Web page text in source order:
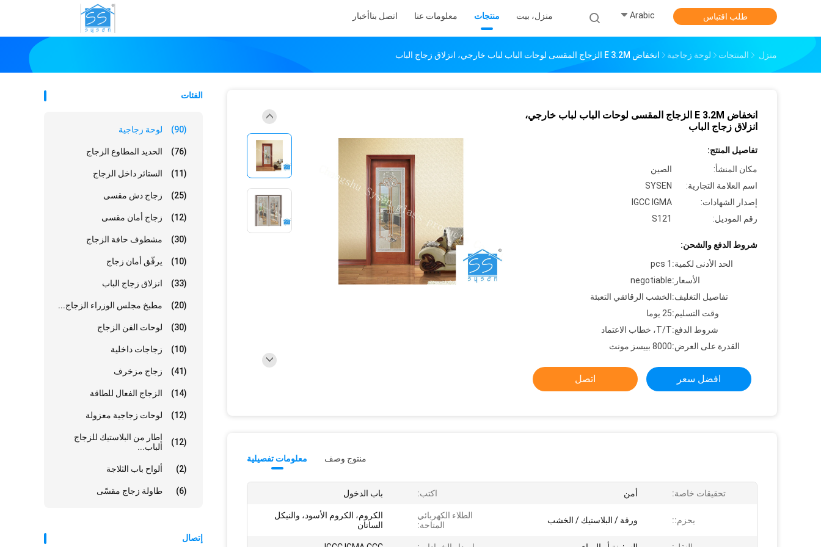
منزل، بيت منتجات معلومات عنا اتصل بناأخبار Arabic طلب اقتباس
منزل المنتجات لوحة زجاجية انخفاض E 3.2M الزجاج المقسى لوحات الباب لباب خارجي، انزلاق زجاج الباب
الفئات
لوحة زجاجية (90)
الحديد المطاوع الزجاج (76)
الستائر داخل الزجاج (11)
زجاج دش مقسى (25)
زجاج أمان مقسى (12)
مشطوف حافة الزجاج (30)
يرقّق أمان زجاج (10)
انزلاق زجاج الباب (33)
مطبخ مجلس الوزراء الزجاج... (20)
لوحات الفن الزجاج (30)
زجاجات داخلية (10)
زجاج مزخرف (41)
الزجاج الفعال للطاقة (14)
لوحات زجاجية معزولة (12)
إطار من البلاستيك للزجاج
الباب...
(12)
ألواح باب الثلاجة (2)
طاولة زجاج مقسّى (6)
إتصال
انخفاض E 3.2M الزجاج المقسى لوحات الباب لباب خارجي،
انزلاق زجاج الباب
تفاصيل المنتج:
مكان المنشأ:
الصين
اسم العلامة التجارية:
SYSEN
إصدار الشهادات:
IGCC IGMA
رقم الموديل:
S121
شروط الدفع والشحن:
الحد الأدنى لكمية: 1 pcs
الأسعار:negotiable
تفاصيل التغليف:الخشب الرقائقي التعبئة
وقت التسليم:25 يوما
شروط الدفع:T/T، خطاب الاعتماد
القدرة على العرض:8000 بييسز مونث
افضل سعر اتصل
معلومات تفصيلية منتوج وصف
تحقيقات خاصة: أمن اكتب: باب الدخول
يحزم:: ورقة / البلاستيك / الخشب
الطلاء الكهربائي
المتاحة:
الكروم، الكروم الأسود، والنيكل
الساتان